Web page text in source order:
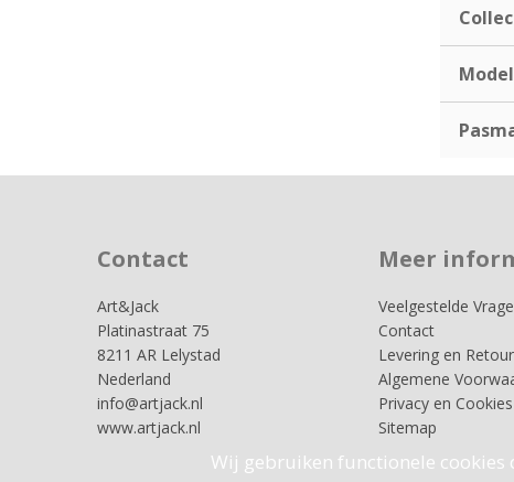
Wij gebruiken functionele
Contact
Art&Jack
Platinastraat 75
8211 AR Lelystad
Nederland
info@artjack.nl
www.artjack.nl
Meer
Veelgestelde
Contact
Levering en Retour
Algemene
Privacy en Cookies
Sitemap